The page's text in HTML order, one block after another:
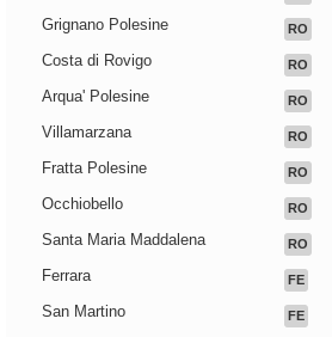
Grignano Polesine RO
Costa di Rovigo RO
Arqua' Polesine RO
Villamarzana RO
Fratta Polesine RO
Occhiobello RO
Santa Maria Maddalena RO
Ferrara FE
San Martino FE